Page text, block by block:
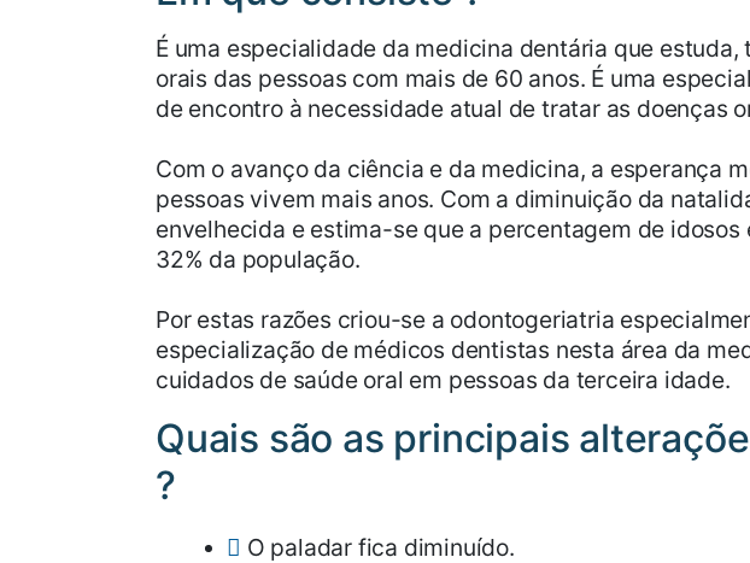
É uma especialidade da medicina dentária que estuda,
orais das pessoas com mais de 60 anos. É uma
de encontro à necessidade atual de tratar as doenças
Com o avanço da ciência e da medicina, a esperança
pessoas vivem mais anos. Com a diminuição da
envelhecida e estima-se que a percentagem de
32% da população.
Por estas razões criou-se a odontogeriatria
especialização de médicos dentistas nesta área da
cuidados de saúde oral em pessoas da terceira idade.
Quais são as principais
?
O paladar fica diminuído.